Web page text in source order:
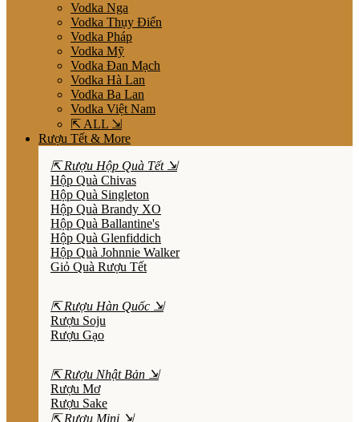
Vodka Nga
Vodka Thụy Điển
Vodka Pháp
Vodka Mỹ
Vodka Đan Mạch
Vodka Hà Lan
Vodka Ba Lan
Vodka Việt Nam
⇱ ALL ⇲
Rượu Tết & More
⇱ Rượu Hộp Quà Tết ⇲
Hộp Quà Chivas
Hộp Quà Singleton
Hộp Quà Brandy XO
Hộp Quà Ballantine's
Hộp Quà Glenfiddich
Hộp Quà Johnnie Walker
Giỏ Quà Rượu Tết
⇱ Rượu Hàn Quốc ⇲
Rượu Soju
Rượu Gạo
⇱ Rượu Nhật Bản ⇲
Rượu Mơ
Rượu Sake
⇱ Rượu Mini ⇲